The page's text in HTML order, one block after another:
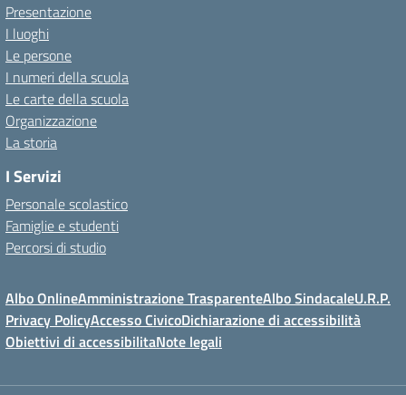
Presentazione
I luoghi
Le persone
I numeri della scuola
Le carte della scuola
Organizzazione
La storia
I Servizi
Personale scolastico
Famiglie e studenti
Percorsi di studio
Albo OnlineAmministrazione TrasparenteAlbo SindacaleU.R.P.
Privacy PolicyAccesso CivicoDichiarazione di accessibilità
Obiettivi di accessibilitaNote legali